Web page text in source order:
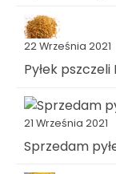
22 Września 2021
Pyłek pszczeli
21 Września 2021
Sprzedam